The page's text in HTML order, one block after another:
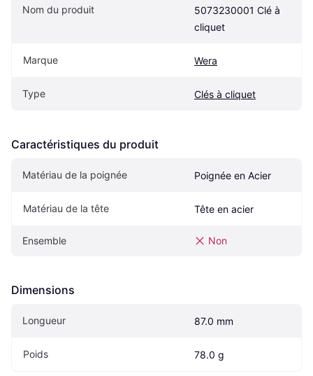
Nom du produit
5073230001 Clé à
cliquet
Marque Wera
Type Clés à cliquet
Caractéristiques du produit
Matériau de la poignée Poignée en Acier
Matériau de la tête Tête en acier
Ensemble Non
Dimensions
Longueur 87.0 mm
Poids 78.0 g